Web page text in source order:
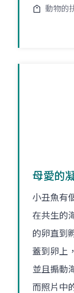
動物的
母愛的
小丑魚有
在共生的
的卵直到
蓋到卵上
並且搧動
而照片中